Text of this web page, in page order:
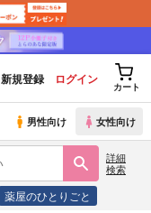
新規登録 ログイン
カート
男性向け 女性向け
詳細
検索
薬屋のひとりごと